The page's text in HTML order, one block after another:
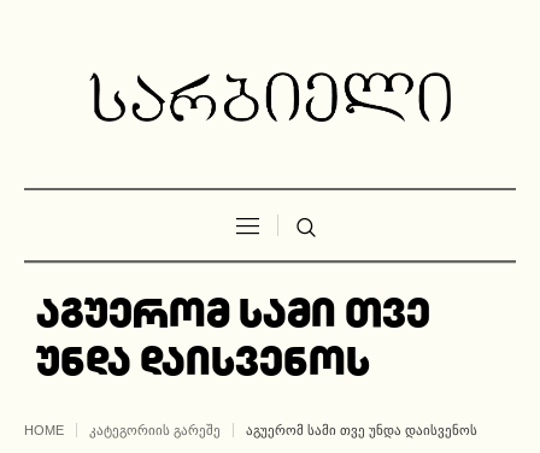
აგუერომ სამი თვე
უნდა დაისვენოს
HOME ᲙᲐᲢᲔᲒᲝᲠᲘᲘᲡ ᲒᲐᲠᲔᲨᲔ ᲐᲒᲣᲔᲠᲝᲛ ᲡᲐᲛᲘ ᲗᲕᲔ ᲣᲜᲓᲐ ᲓᲐᲘᲡᲕᲔᲜᲝᲡ